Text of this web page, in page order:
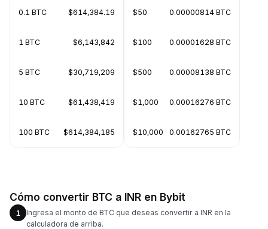
0.1 BTC $614,384.19
1 BTC $6,143,842
5 BTC $30,719,209
10 BTC $61,438,419
100 BTC $614,384,185
$50 0.00000814 BTC
$100 0.00001628 BTC
$500 0.00008138 BTC
$1,000 0.00016276 BTC
$10,000 0.00162765 BTC
Cómo convertir BTC a INR en Bybit
1
Ingresa el monto de BTC que deseas convertir a INR en la
calculadora de arriba.